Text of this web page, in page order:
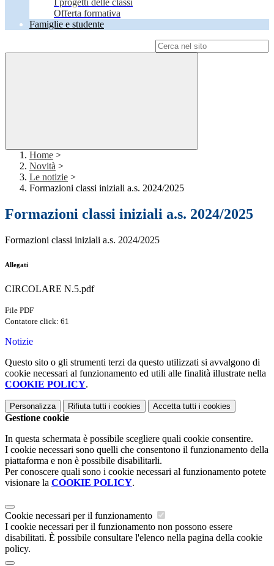
I progetti delle classi
Offerta formativa
Famiglie e studente
Home >
Novità >
Le notizie >
Formazioni classi iniziali a.s. 2024/2025
Formazioni classi iniziali a.s. 2024/2025
Formazioni classi iniziali a.s. 2024/2025
Allegati
CIRCOLARE N.5.pdf
File PDF
Contatore click: 61
Notizie
Questo sito o gli strumenti terzi da questo utilizzati si avvalgono di
cookie necessari al funzionamento ed utili alle finalità illustrate nella
COOKIE POLICY.
Personalizza Rifiuta tutti i cookies Accetta tutti i cookies
Gestione cookie
In questa schermata è possibile scegliere quali cookie consentire.
I cookie necessari sono quelli che consentono il funzionamento della
piattaforma e non è possibile disabilitarli.
Per conoscere quali sono i cookie necessari al funzionamento potete
visionare la COOKIE POLICY.
Cookie necessari per il funzionamento
I cookie necessari per il funzionamento non possono essere
disabilitati. È possibile consultare l'elenco nella pagina della cookie
policy.